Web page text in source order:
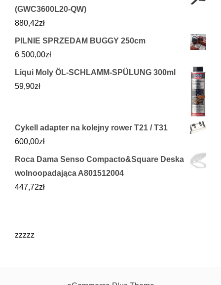
(GWC3600L20-QW)
880,42zł
PILNIE SPRZEDAM BUGGY 250cm
6 500,00zł
Liqui Moly ÖL-SCHLAMM-SPÜLUNG 300ml
59,90zł
Cykell adapter na kolejny rower T21 / T31
600,00zł
Roca Dama Senso Compacto&Square Deska
wolnoopadająca A801512004
447,72zł
zzzzz